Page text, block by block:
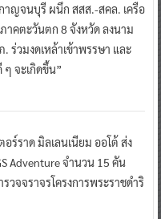
าญจนบุรี ผนึก สสส.-สคล. เครือ
าคตะวันตก 8 จังหวัด ลงนาม
. ร่วมงดเหล้าเข้าพรรษา และ
จะเกิดขึ้น”
อร์ราด มิลเลนเนียม ออโต้ ส่ง
Adventure จำนวน 15 คัน
จจราจรโครงการพระราชดำริ